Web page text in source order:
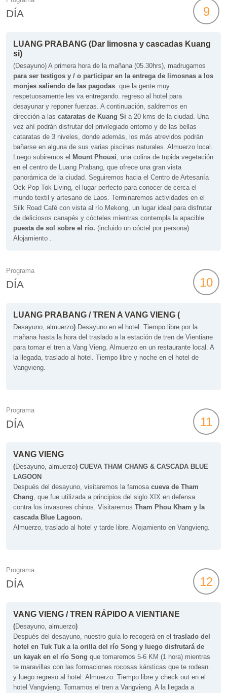
DÍA 9
LUANG PRABANG (Dar limosna y cascadas Kuang
si)
(Desayuno) A primera hora de la mañana (05.30hrs), madrugamos
para ser testigos y / o participar en laentrega de limosnas a los
monjes saliendo de las pagodas. que la gente muy
respetuosamente les va entregando. regreso al hotel para
desayunar y reponer fuerzas. A continuación, saldremos en
dirección a las cataratas de Kuang Si a 20 kms de la ciudad. Una
vez ahí podrán disfrutar del privilegiado entorno y de las bellas
cataratas de 3 niveles, donde además, los más atrevidos podrán
bañarse en alguna de sus varias piscinas naturales. Almuerzo local.
Luego subiremos el Mount Phousi, una colina de tupida vegetación
en el centro de Luang Prabang, que ofrece una gran vista
panorámica de la ciudad. Seguiremos hacia el Centro de Artesanía
Ock Pop Tok Living, el lugar perfecto para conocer de cerca el
mundo textil y artesano de Laos. Terminaremos actividades en el
Silk Road Café con vista al río Mekong, un lugar ideal para disfrutar
de deliciosos canapés y cócteles mientras contempla la apacible
puesta de sol sobre el río. (incluido un cóctel por persona)
Alojamiento .
Programa
DÍA 10
LUANG PRABANG / TREN A VANG VIENG (
Desayuno, almuerzo) Desayuno en el hotel. Tiempo libre por la
mañana hasta la hora del traslado a la estación de tren de Vientiane
para tomar el tren a Vang Vieng. Almuerzo en un restaurante local. A
la llegada, traslado al hotel. Tiempo libre y noche en el hotel de
Vangvieng.
Programa
DÍA 11
VANG VIENG
(Desayuno, almuerzo) CUEVA THAM CHANG & CASCADA BLUE
LAGOON
Después del desayuno, visitaremos la famosa cueva de Tham
Chang, que fue utilizada a principios del siglo XIX en defensa
contra los invasores chinos. Visitaremos Tham Phou Kham y la
cascada Blue Lagoon.
Almuerzo, traslado al hotel y tarde libre. Alojamiento en Vangvieng.
Programa
DÍA 12
VANG VIENG / TREN RÁPIDO A VIENTIANE
(Desayuno, almuerzo)
Después del desayuno, nuestro guía lo recogerá en el traslado del
hotel en Tuk Tuk a la orilla del río Song y luego disfrutará de
un kayak en el río Song que tomaremos 5-6 KM (1 hora) mientras
te maravillas con las formaciones rocosas kársticas que te rodean.
y luego regreso al hotel. Almuerzo. Tiempo libre y check out en el
hotel Vangvieng. Tomamos el tren a Vangvieng. A la llegada a